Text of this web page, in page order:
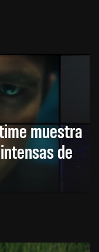
muestra
de